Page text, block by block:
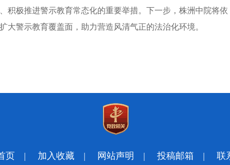
积极推进警示教育常态化的重要举措。下一步，株洲中院将依
警示教育覆盖面，助力营造风清气正的法治化环境。
页 | 加入收藏 | 网站声明 | 投稿邮箱 | 联